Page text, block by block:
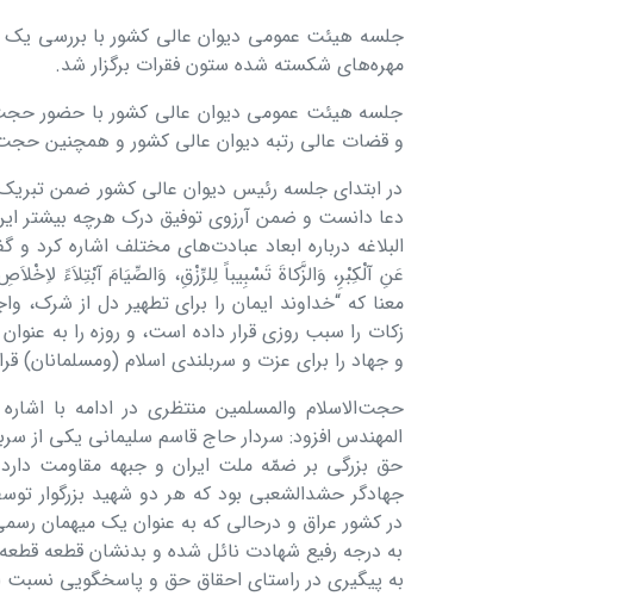
جلسه هیئت عمومی دیوان عالی کشور با بررسی یک
مهره‌های شکسته شده ستون فقرات برگزار شد.
جلسه هیئت عمومی دیوان عالی کشور با حضور
و قضات عالی رتبه دیوان عالی کشور و همچنین
در ابتدای جلسه رئیس دیوان عالی کشور ضمن
البلاغه درباره ابعاد عبادت‌های مختلف اشاره کرد و
عَنِ آلْکِبْرِ، وَالزَّکاةَ تَسْبِیباً لِلرِّزْقِ، وَالصِّیَامَ آبْتِلاَءً
معنا که “خداوند ایمان را براى تطهیر دل از شرک،
زکات را سبب روزى قرار داده است، و روزه را به
و جهاد را براى عزت و سربلندى اسلام (ومسلمانان)
حجت‌الاسلام والمسلمین منتظری در ادامه با
المهندس افزود: سردار حاج قاسم سلیمانی یکی از
حق بزرگی بر ضمّه ملت ایران و جبهه مقاومت
جهادگر حشدالشعبی بود که هر دو شهید بزرگوار
در کشور عراق و درحالی که به عنوان یک میهمان
به درجه رفیع شهادت نائل شده و بدنشان قطعه
به پیگیری در راستای احقاق حق و پاسخگویی نسبت